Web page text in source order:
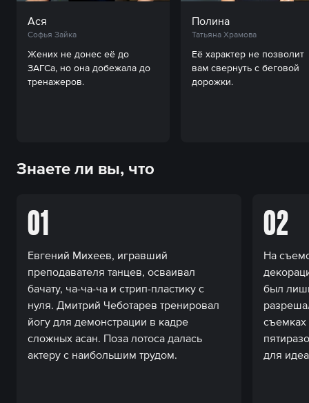
Ася
Софья Зайка
Жених не донес её до
ЗАГСа, но она добежала до
Полина
Татьяна Храмова
Её характер не позволит
вам свернуть с беговой
дорожки.
Знаете ли вы, что
01
Евгений Михеев, игравший
преподавателя танцев, осваивал
бачату, ча-ча-ча и стрип-пластику с
нуля. Дмитрий Чеботарев тренировал
йогу для демонстрации в кадре
сложных асан. Поза лотоса далась
актеру с наибольшим трудом.
02
На
был
съемках
для